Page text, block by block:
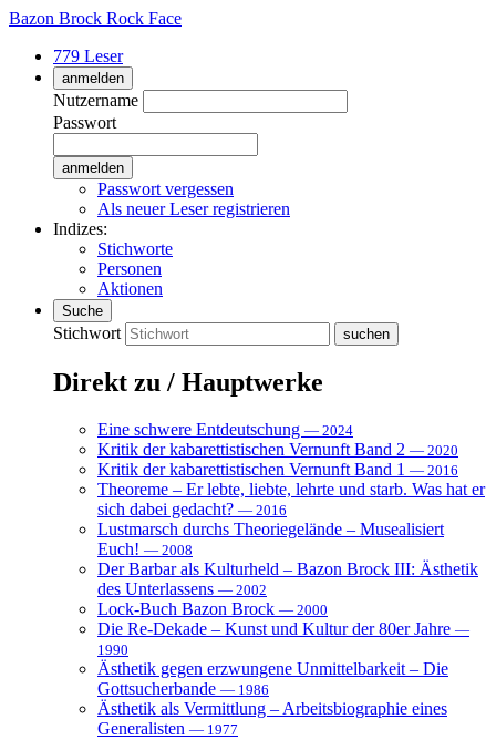
Bazon Brock Rock Face
779 Leser
anmelden
Nutzername
Passwort
Passwort vergessen
Als neuer Leser registrieren
Indizes:
Stichworte
Personen
Aktionen
Suche
Stichwort
Direkt zu / Hauptwerke
Eine schwere Entdeutschung — 2024
Kritik der kabarettistischen Vernunft Band 2 — 2020
Kritik der kabarettistischen Vernunft Band 1 — 2016
Theoreme – Er lebte, liebte, lehrte und starb. Was hat er
sich dabei gedacht? — 2016
Lustmarsch durchs Theoriegelände – Musealisiert
Euch! — 2008
Der Barbar als Kulturheld – Bazon Brock III: Ästhetik
des Unterlassens — 2002
Lock-Buch Bazon Brock — 2000
Die Re-Dekade – Kunst und Kultur der 80er Jahre —
1990
Ästhetik gegen erzwungene Unmittelbarkeit – Die
Gottsucherbande — 1986
Ästhetik als Vermittlung – Arbeitsbiographie eines
Generalisten — 1977